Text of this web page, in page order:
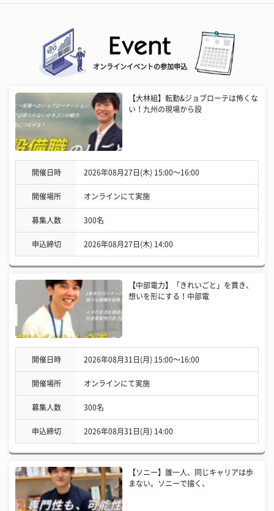
オンラインイベントの参加申込
【大林組】転勤&ジョブローテは怖くな
い！九州の現場から設
開催日時 2026年08月27日(木) 15:00〜16:00
開催場所 オンラインにて実施
募集人数 300名
申込締切 2026年08月27日(木) 14:00
【中部電力】「きれいごと」を貫き、
想いを形にする！中部電
開催日時 2026年08月31日(月) 15:00〜16:00
開催場所 オンラインにて実施
募集人数 300名
申込締切 2026年08月31日(月) 14:00
【ソニー】誰一人、同じキャリアは歩
まない。ソニーで描く、